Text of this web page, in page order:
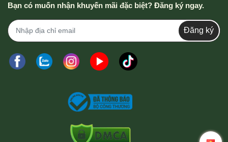
Bạn có muốn nhận khuyến mãi đặc biệt? Đăng ký ngay.
Đăng ký